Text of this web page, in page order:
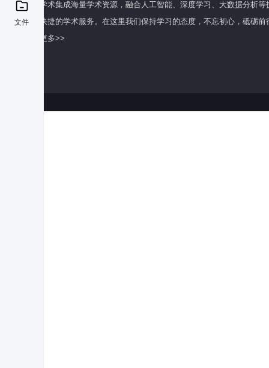
文件
百度学术集成海量学术资源，融合人工智能、深度学习、大数据分析
全面快捷的学术服务。在这里我们保持学习的态度，不忘初心，砥砺前
了解更多>>